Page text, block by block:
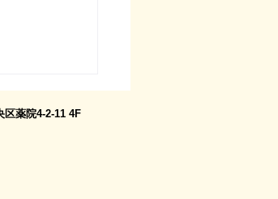
た！｜19
区薬院4-2-11 4F